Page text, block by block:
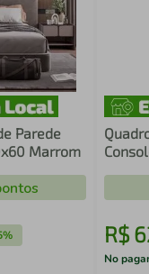
Parede
Marrom
R$
No